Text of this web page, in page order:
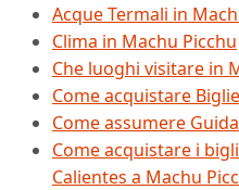
Acque Termali in
Clima in Machu Picchu
Che luoghi visitare in
Come acquistare
Come assumere
Come acquistare i
Calientes a Machu